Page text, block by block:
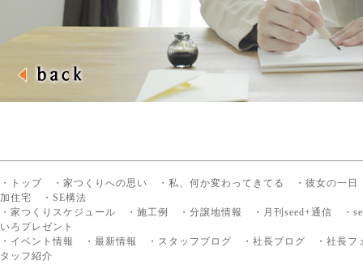
・トップ ・家つくりへの思い ・私、何か変わってきてる
・彼女の一日
加住宅
・SE構法
・家つくりスケジュール
・施工例 ・分譲地情報 ・月刊seed+通信
・
いろプレゼント
・イベント情報
・最新情報 ・スタッフブログ ・社長ブログ
・社長
タッフ紹介